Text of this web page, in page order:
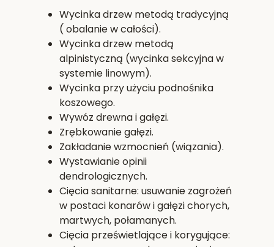
Wycinka drzew metodą tradycyjną
( obalanie w całości).
Wycinka drzew metodą
alpinistyczną (wycinka sekcyjna w
systemie linowym).
Wycinka przy użyciu podnośnika
koszowego.
Wywóz drewna i gałęzi.
Zrębkowanie gałęzi.
Zakładanie wzmocnień (wiązania).
Wystawianie opinii
dendrologicznych.
Cięcia sanitarne: usuwanie zagrożeń
w postaci konarów i gałęzi chorych,
martwych, połamanych.
Cięcia prześwietlające i korygujące: